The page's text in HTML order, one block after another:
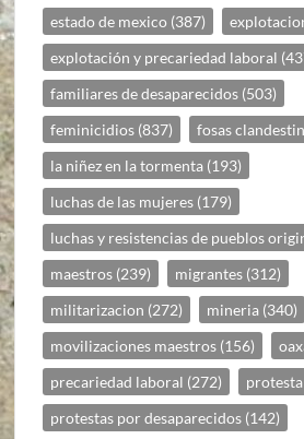
estado de mexico (387)
explotación y precariedad laboral
familiares de desaparecidos (503)
feminicidios (837) fosas
la niñez en la tormenta (193)
luchas de las mujeres (179)
luchas y resistencias de pueblos
maestros (239) migrantes (312)
militarizacion (272) mineria (340)
movilizaciones maestros (156)
precariedad laboral (272) protesta
protestas por desaparecidos (142)